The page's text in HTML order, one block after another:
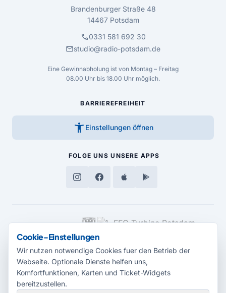
Brandenburger Straße 48
14467 Potsdam
call0331 581 692 30
mailstudio@radio-potsdam.de
Eine Gewinnabholung ist von Montag – Freitag
08.00 Uhr bis 18.00 Uhr möglich.
BARRIEREFREIHEIT
accessibility_new Einstellungen öffnen
FOLGE UNS UNSERE APPS
MEDIENPARTNER
Cookie-Einstellungen
Wir nutzen notwendige Cookies fuer den Betrieb der
Webseite. Optionale Dienste helfen uns,
Komfortfunktionen, Karten und Ticket-Widgets
bereitzustellen.